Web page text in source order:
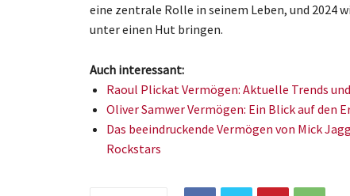
eine zentrale Rolle in seinem Leben, und 2024
unter einen Hut bringen.
Auch interessant:
Raoul Plickat Vermögen: Aktuelle Trends
Oliver Samwer Vermögen: Ein Blick auf den
Das beeindruckende Vermögen von Mick
Rockstars